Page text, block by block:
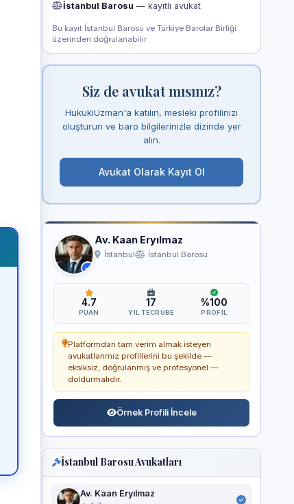
İstanbul Barosu — kayıtlı avukat
Bu kayıt İstanbul Barosu ve Türkiye Barolar Birliği
üzerinden doğrulanabilir.
Siz de avukat mısınız?
HukukiUzman'a katılın, mesleki profilinizi
oluşturun ve baro bilgilerinizle dizinde yer
alın.
Avukat Olarak Kayıt Ol
Av. Kaan Eryılmaz
İstanbul İstanbul Barosu
4.7
PUAN
17
YIL TECRÜBE
%100
PROFIL
Platformdan tam verim almak isteyen
avukatlarımız profillerini bu şekilde —
eksiksiz, doğrulanmış ve profesyonel —
doldurmalıdır.
Örnek Profili İncele
İstanbul Barosu Avukatları
Av. Kaan Eryılmaz